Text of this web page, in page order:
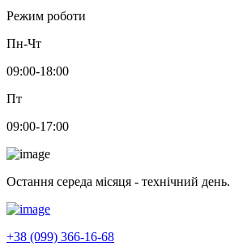
Режим роботи
Пн-Чт
09:00-18:00
Пт
09:00-17:00
Остання середа місяця - технічний день.
+38 (099) 366-16-68